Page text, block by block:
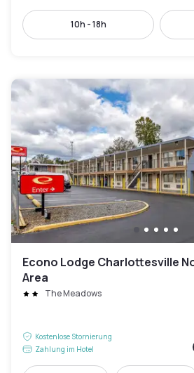
10h - 18h
Econo Lodge Charlottesville
Area
The Meadows
Kostenlose Stornierung
Zahlung im Hotel